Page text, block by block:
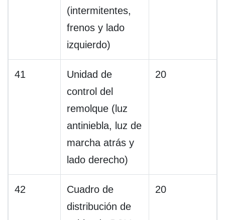
(intermitentes,
frenos y lado
izquierdo)
41
Unidad de
control del
remolque (luz
antiniebla, luz de
marcha atrás y
lado derecho)
20
42
Cuadro de
distribución de
20